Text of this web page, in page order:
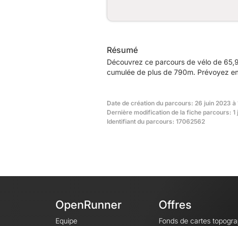
Résumé
Découvrez ce parcours de vélo de
cumulée de plus de 790m. Prévoyez
Date de création du parcours: 26 juin 2023 à
Dernière modification de la fiche parcours:
Identifiant du parcours: 17062562
OpenRunner
Equipe
Offres
Fonds de cartes